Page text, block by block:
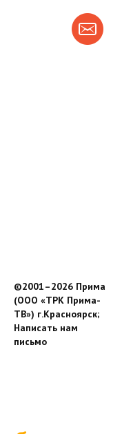
©2001–2026 Прима
(ООО «ТРК Прима-
ТВ») г.Красноярск;
Написать нам
письмо